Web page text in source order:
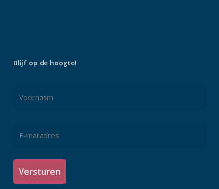
Blijf op de hoogte!
mailadres